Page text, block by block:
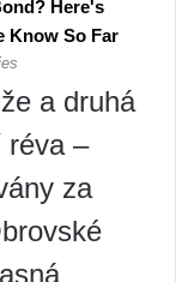
a druhá
réva –
za